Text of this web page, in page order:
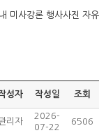
미사강론 행사사진 자유
성자 작성일 조회
리자
2026-
07-22
6506